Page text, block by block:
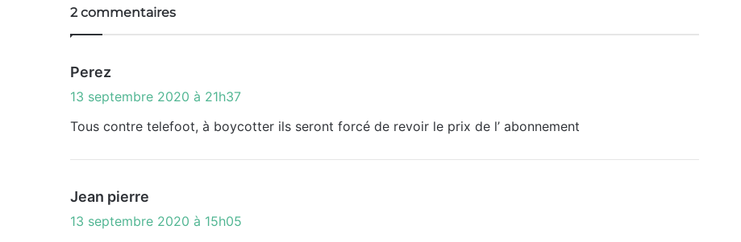
2 commentaires
Perez
i
:
13 septembre 2020 à 21h37
Tous contre telefoot, à boycotter ils seront forcé de revoir le prix de l’ abonnement
Jean pierre
i
13 septembre 2020 à 15h05